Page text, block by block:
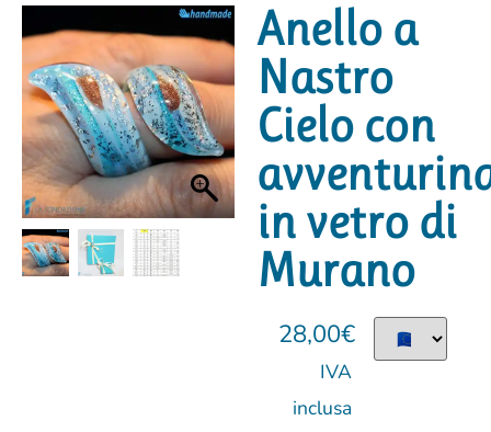
Anello a
Nastro
Cielo con
in vetro di
Murano
28,00€
IVA
inclusa